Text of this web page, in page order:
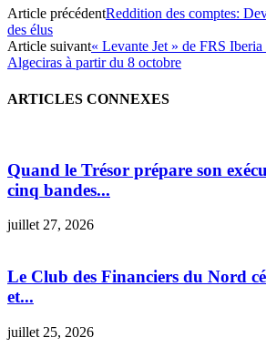
Article précédentReddition des comptes:
des élus
Article suivant« Levante Jet » de FRS Iberia
Algeciras à partir du 8 octobre
ARTICLES CONNEXES
Quand le Trésor prépare son
cinq bandes...
juillet 27, 2026
Le Club des Financiers du Nord
et...
juillet 25, 2026